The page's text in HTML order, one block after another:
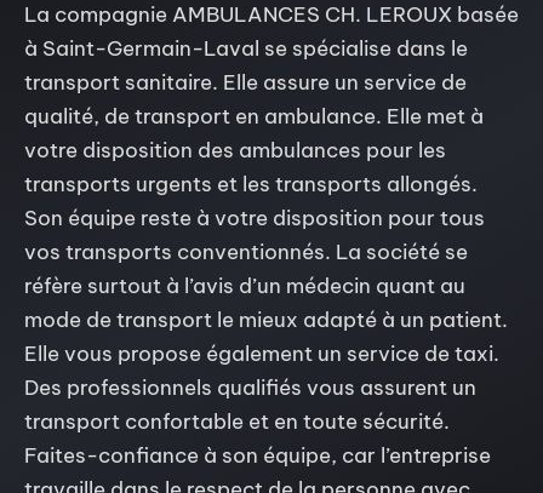
La compagnie AMBULANCES CH. LEROUX basée
à Saint-Germain-Laval se spécialise dans le
transport sanitaire. Elle assure un service de
qualité, de transport en ambulance. Elle met à
votre disposition des ambulances pour les
transports urgents et les transports allongés.
Son équipe reste à votre disposition pour tous
vos transports conventionnés. La société se
réfère surtout à l’avis d’un médecin quant au
mode de transport le mieux adapté à un patient.
Elle vous propose également un service de taxi.
Des professionnels qualifiés vous assurent un
transport confortable et en toute sécurité.
Faites-confiance à son équipe, car l’entreprise